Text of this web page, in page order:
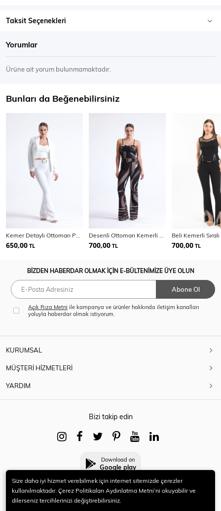
Taksit Seçenekleri
Yorumlar
Ürüne ait yorum bulunmamaktadır.
Bunları da Beğenebilirsiniz
Kemer Detaylı Ottoman Pantolon | Pnt34753
650,00 TL
Desenli Ottoman Kemerli Pantolon | Pnt35240
700,00 TL 700,00 TL
BİZDEN HABERDAR OLMAK İÇİN E-BÜLTENİMİZE ÜYE OLUN
Abone Ol
Açık Rıza Metni ile kampanya ve ürünler hakkında iletişim kanalları
yoluyla haberdar olmak istiyorum.
KURUMSAL
MÜŞTERİ HİZMETLERİ
YARDIM
Bizi takip edin
Download on
Google play
Size daha iyi hizmet verebilmek için internet sitemizde çerezler
kullanılmaktadır. Çerez Politikaları Aydınlatma Metni’ni okuyabilir ve
dilerseniz tercihlerinizi değiştirebilirsiniz.